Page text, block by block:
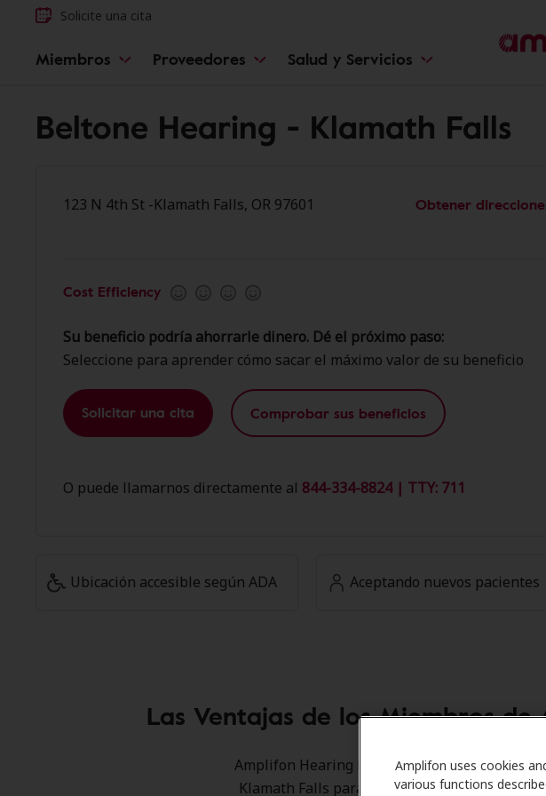
Amplifon uses cookies
various functions
Solicite una cita
Miembros Proveedores Salud y Servicios
Beltone Hearing - Klamath Falls
123 N 4th St -Klamath Falls, OR 97601 Obtener
Cost Efficiency
Su beneficio podría ahorrarle dinero. Dé el próximo paso:
Seleccione para aprender cómo sacar el máximo valor de su beneficio
Solicitar una cita Comprobar sus beneficios
O puede llamarnos directamente al 844-334-8824 | TTY: 711
Ubicación accesible según ADA Aceptando nuevos pacientes
Las Ventajas de los Miembros
Amplifon Hearing Health Care se asocia con
Klamath Falls para ofrecer descuentos